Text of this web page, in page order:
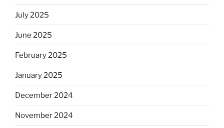
July 2025
June 2025
February 2025
January 2025
December 2024
November 2024